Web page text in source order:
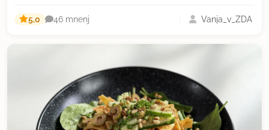
5,0 46 mnenj Vanja_v_ZDA